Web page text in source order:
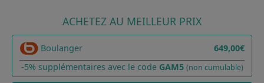
ACHETEZ AU MEILLEUR PRIX
Boulanger
649,00€
-5% supplémentaires avec le code GAM5 (non cumulable)